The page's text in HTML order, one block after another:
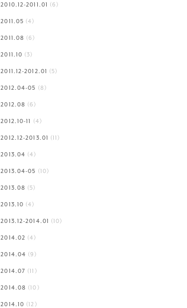
2010.12-2011.01 (6)
2011.05 (4)
2011.08 (6)
2011.10 (3)
2011.12-2012.01 (5)
2012.04-05 (8)
2012.08 (6)
2012.10-11 (4)
2012.12-2013.01 (11)
2013.04 (4)
2013.04-05 (10)
2013.08 (5)
2013.10 (4)
2013.12-2014.01 (10)
2014.02 (4)
2014.04 (9)
2014.07 (11)
2014.08 (10)
2014.10 (12)